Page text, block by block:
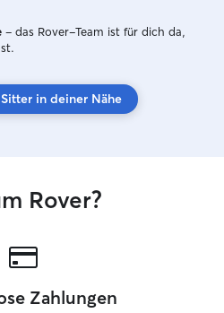
– das Rover-Team ist für dich da,
in deiner Nähe
Rover?
Zahlungen